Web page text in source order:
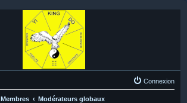
Connexion
Membres Modérateurs globaux